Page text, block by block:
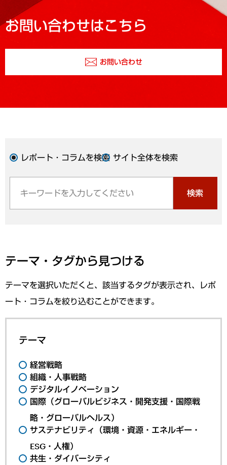
お問い合わせはこちら
お問い合わせ
レポート・コラムを検索 サイト全体を検索
検索
テーマ・タグから見つける
テーマを選択いただくと、該当するタグが表示され、レポ
ート・コラムを絞り込むことができます。
テーマ
経営戦略
組織・人事戦略
デジタルイノベーション
国際（グローバルビジネス・開発支援・国際戦
略・グローバルヘルス）
サステナビリティ（環境・資源・エネルギー・
ESG・人権）
共生・ダイバーシティ